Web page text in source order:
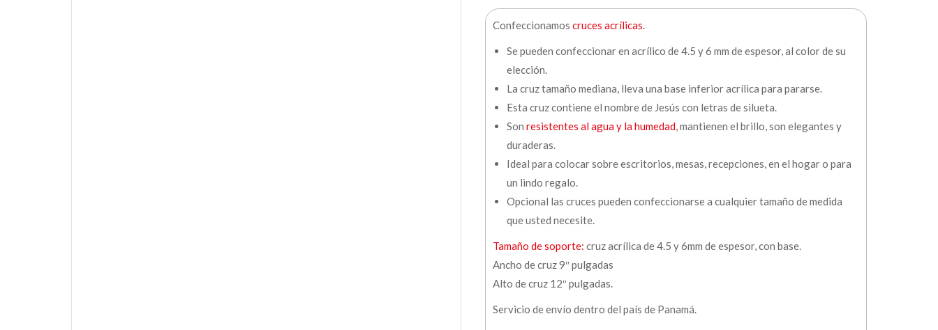
Confeccionamos cruces acrílicas.
Se pueden confeccionar en acrílico de 4.5 y 6 mm de espesor, al color de su
elección.
La cruz tamaño mediana, lleva una base inferior acrílica para pararse.
Esta cruz contiene el nombre de Jesús con letras de silueta.
Son resistentes al agua y la humedad, mantienen el brillo, son elegantes y
duraderas.
Ideal para colocar sobre escritorios, mesas, recepciones, en el hogar o para
un lindo regalo.
Opcional las cruces pueden confeccionarse a cualquier tamaño de medida
que usted necesite.
Tamaño de soporte: cruz acrílica de 4.5 y 6mm de espesor, con base.
Ancho de cruz 9″ pulgadas
Alto de cruz 12″ pulgadas.
Servicio de envío dentro del país de Panamá.